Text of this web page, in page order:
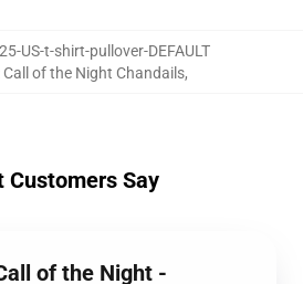
US-t-shirt-pullover-DEFAULT
Call of the Night Chandails,
Customers Say
of the Night -